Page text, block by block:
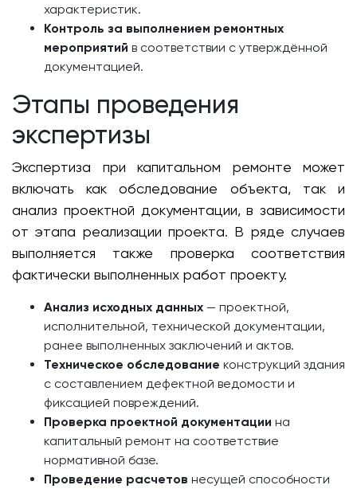
характеристик.
Контроль за выполнением ремонтных
мероприятий в соответствии с утверждённой
документацией.
Этапы проведения
экспертизы
Экспертиза при капитальном ремонте может
включать как обследование объекта, так и
анализ проектной документации, в зависимости
от этапа реализации проекта. В ряде случаев
выполняется также проверка соответствия
фактически выполненных работ проекту.
Анализ исходных данных — проектной,
исполнительной, технической документации,
ранее выполненных заключений и актов.
Техническое обследование конструкций здания
с составлением дефектной ведомости и
фиксацией повреждений.
Проверка проектной документации на
капитальный ремонт на соответствие
нормативной базе.
Проведение расчетов несущей способности